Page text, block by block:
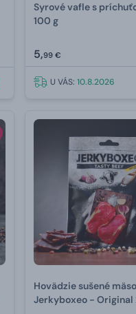
Syrové vafle s
100 g
5,99 €
U VÁS: 10.8.2026
Hovädzie sušené mäso
Jerkyboxeo - Original